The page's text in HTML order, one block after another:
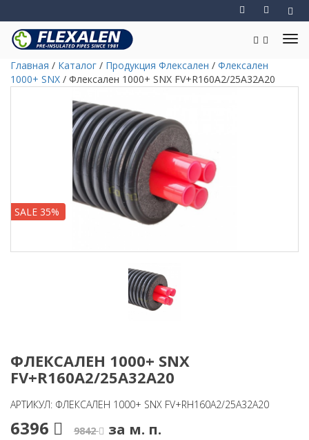
Главная / Каталог / Продукция Флексален / Флексален
1000+ SNX / Флексален 1000+ SNX FV+R160A2/25A32A20
SALE 35%
ФЛЕКСАЛЕН 1000+ SNX
FV+R160A2/25A32A20
АРТИКУЛ: ФЛЕКСАЛЕН 1000+ SNX FV+RH160A2/25A32A20
6396 9842 за м. п.